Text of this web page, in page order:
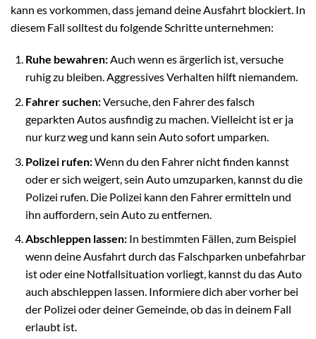
kann es vorkommen, dass jemand deine Ausfahrt blockiert. In
diesem Fall solltest du folgende Schritte unternehmen:
Ruhe bewahren:Auch wenn es ärgerlich ist, versuche
ruhig zu bleiben. Aggressives Verhalten hilft niemandem.
Fahrer suchen:Versuche, den Fahrer des falsch
geparkten Autos ausfindig zu machen. Vielleicht ist er ja
nur kurz weg und kann sein Auto sofort umparken.
Polizei rufen:Wenn du den Fahrer nicht finden kannst
oder er sich weigert, sein Auto umzuparken, kannst du die
Polizei rufen. Die Polizei kann den Fahrer ermitteln und
ihn auffordern, sein Auto zu entfernen.
Abschleppen lassen:In bestimmten Fällen, zum Beispiel
wenn deine Ausfahrt durch das Falschparken unbefahrbar
ist oder eine Notfallsituation vorliegt, kannst du das Auto
auch abschleppen lassen. Informiere dich aber vorher bei
der Polizei oder deiner Gemeinde, ob das in deinem Fall
erlaubt ist.